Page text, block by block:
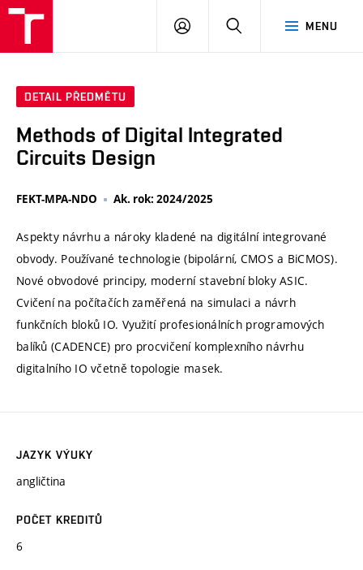
MENU
PŘIHLÁSIT
DETAIL PŘEDMĚTU
Methods of Digital Integrated
Circuits Design
FEKT-MPA-NDO Ak. rok: 2024/2025
Aspekty návrhu a nároky kladené na digitální integrované
obvody. Používané technologie (bipolární, CMOS a BiCMOS).
Nové obvodové principy, moderní stavební bloky ASIC.
Cvičení na počítačích zaměřená na simulaci a návrh
funkčních bloků IO. Využití profesionálních programových
balíků (CADENCE) pro procvičení komplexního návrhu
digitalního IO včetně topologie masek.
JAZYK VÝUKY
angličtina
POČET KREDITŮ
6